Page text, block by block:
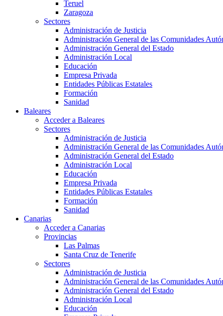
Teruel
Zaragoza
Sectores
Administración de Justicia
Administración General de las Comunidades
Administración General del Estado
Administración Local
Educación
Empresa Privada
Entidades Públicas Estatales
Formación
Sanidad
Baleares
Acceder a Baleares
Sectores
Administración de Justicia
Administración General de las Comunidades
Administración General del Estado
Administración Local
Educación
Empresa Privada
Entidades Públicas Estatales
Formación
Sanidad
Canarias
Acceder a Canarias
Provincias
Las Palmas
Santa Cruz de Tenerife
Sectores
Administración de Justicia
Administración General de las Comunidades
Administración General del Estado
Administración Local
Educación